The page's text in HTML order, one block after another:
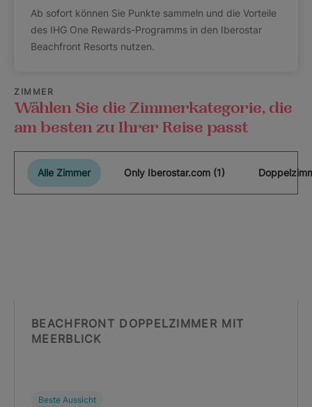
Ab sofort können Sie Punkte sammeln und die Vorteile
des IHG One Rewards-Programms in den Iberostar
Beachfront Resorts nutzen.
ZIMMER
Wählen Sie die Zimmerkategorie, die
am besten zu Ihrer Reise passt
Alle Zimmer Only Iberostar.com (1)
BEACHFRONT DOPPELZIMMER MIT
MEERBLICK
Beste Aussicht